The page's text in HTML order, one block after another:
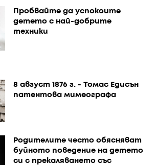
Пробвайте да успокоите
детето с най-добрите
техники
8 август 1876 г. - Томас Едисън
патентова мимеографа
Родителите често обясняват
буйното поведение на детето
си с прекаляването със